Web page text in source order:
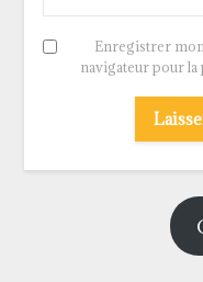
Enregistrer
navigateur pour